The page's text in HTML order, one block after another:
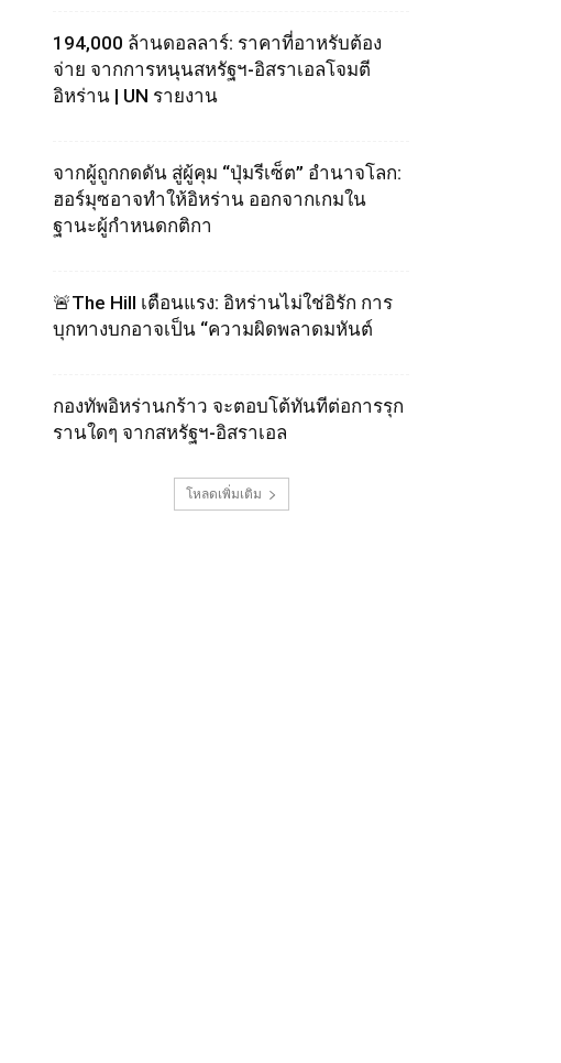
194,000 ล้านดอลลาร์: ราคาที่อาหรับต้อง
จ่าย จากการหนุนสหรัฐฯ‑อิสราเอลโจมตี
อิหร่าน | UN รายงาน
จากผู้ถูกกดดัน สู่ผู้คุม “ปุ่มรีเซ็ต” อำนาจโลก:
ฮอร์มุซอาจทำให้อิหร่าน ออกจากเกมใน
ฐานะผู้กำหนดกติกา
🚨The Hill เตือนแรง: อิหร่านไม่ใช่อิรัก การ
บุกทางบกอาจเป็น “ความผิดพลาดมหันต์
กองทัพอิหร่านกร้าว จะตอบโต้ทันทีต่อการรุก
รานใดๆ จากสหรัฐฯ-อิสราเอล
โหลดเพิ่มเติม